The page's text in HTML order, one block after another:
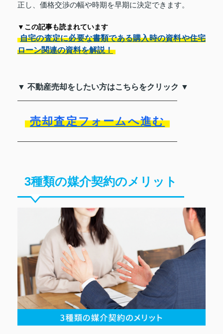
正し、価格交渉の幅や時期を早期に決定できます。
▼この記事も読まれています
自宅の査定に必要な書類である購入時の資料や住宅
ローン関連の資料を解説！
▼ 不動産売却をしたい方はこちらをクリック ▼
売却査定フォームへ進む
3種類の媒介契約のメリット